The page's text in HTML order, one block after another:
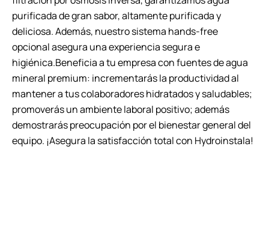
purificada de gran sabor, altamente purificada y
deliciosa. Además, nuestro sistema hands-free
opcional asegura una experiencia segura e
higiénica.Beneficia a tu empresa con fuentes de agua
mineral premium: incrementarás la productividad al
mantener a tus colaboradores hidratados y saludables;
promoverás un ambiente laboral positivo; además
demostrarás preocupación por el bienestar general del
equipo. ¡Asegura la satisfacción total con Hydroinstala!